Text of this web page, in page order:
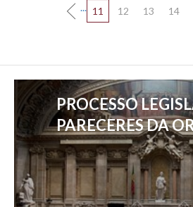
... 11 12 13 14
PROCESSO
PARECERES DA